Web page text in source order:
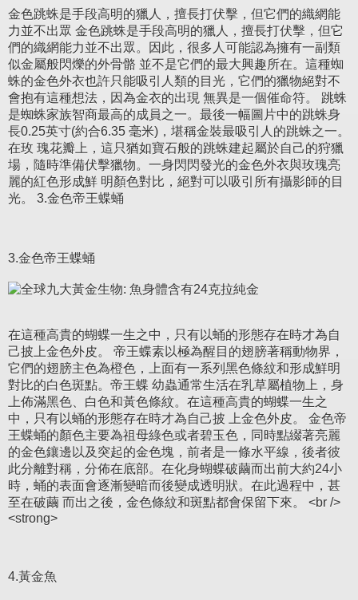
金色跳蛛是手段高明的獵人，擅長打伏擊，但它們的織網能
力並不出眾 金色跳蛛是手段高明的獵人，擅長打伏擊，但它
們的織網能力並不出眾。因此，很多人可能認為擁有一副類
似金屬般閃爍的外骨骼 並不是它們的最大興趣所在。這種蜘
蛛的金色外衣也許只能吸引人類的目光，它們的獵物絕對不
會抱有這種想法，因為金衣的出現 無異是一個催命符。 跳蛛
是蜘蛛家族智商最高的成員之一。最後一幅圖片中的跳蛛身
長0.25英寸(約合6.35 毫米)，堪稱金裝最吸引人的跳蛛之一。
在玫 瑰花瓣上，這只猶如寶石般的跳蛛建起屬於自己的狩獵
場，隨時準備伏擊獵物。一身閃閃發光的金色外衣與玫瑰亮
麗的紅色形成鮮 明顏色對比，絕對可以吸引所有攝影師的目
光。 3.金色帝王蝶蛹
3.金色帝王蝶蛹
在這種高貴的蝴蝶一生之中，只有以蛹的形態存在時才為自
己披上金色外皮。 帝王蝶素以極為醒目的翅膀著稱動物界，
它們的翅膀主色為橙色，上面有一系列黑色條紋和形成鮮明
對比的白色斑點。帝王蝶 幼蟲通常生活在乳草屬植物上，身
上佈滿黑色、白色和黃色條紋。在這種高貴的蝴蝶一生之
中，只有以蛹的形態存在時才為自己披 上金色外皮。 金色帝
王蝶蛹的顏色主要為祖母綠色或者碧玉色，同時點綴著亮麗
的金色鑲邊以及突起的金色塊，前者是一條水平線，後者彼
此分離對稱，分佈在底部。在化身蝴蝶破繭而出前大約24小
時，蛹的表面會逐漸變暗而後變成透明狀。在此過程中，甚
至在破繭 而出之後，金色條紋和斑點都會保留下來。 <br />
<strong>
4.黃金魚